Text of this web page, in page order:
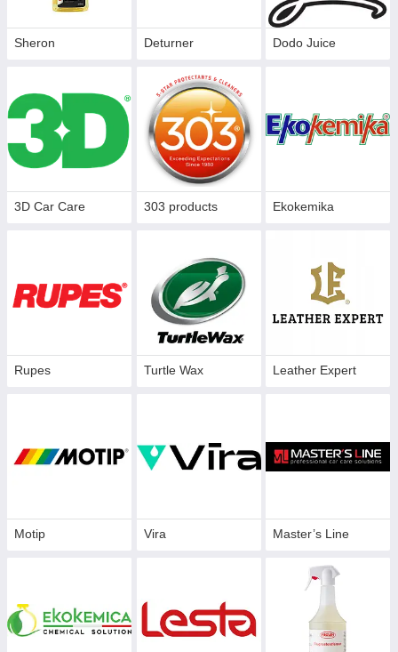
Sheron Deturner Dodo Juice
3D Car Care 303 products Ekokemika
Rupes Turtle Wax Leather Expert
Motip Vira Master’s Line